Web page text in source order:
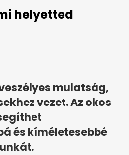
helyetted
mulatság,
vezet. Az okos
és kíméletesebbé